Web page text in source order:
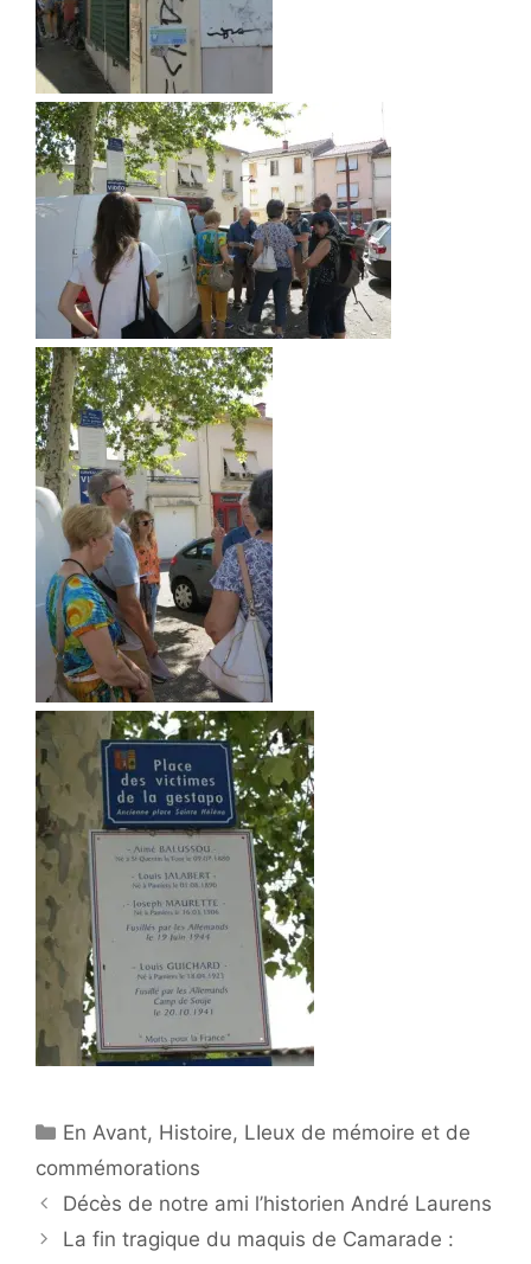
Catégories
En Avant, Histoire, LIeux de mémoire et de
commémorations
Navigation
des
Décès de notre ami l’historien André Laurens
La fin tragique du maquis de Camarade :